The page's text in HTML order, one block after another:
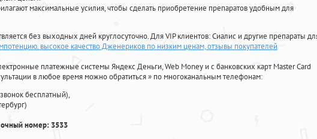
максимальные усилия, чтобы сделать приобретение препаратов удобным для
без выходных дней круглосуточно. Для VIP клиентов: Сиалис и другие препараты
высокое качество Дженериков по низким ценам, отзывы покупателей
платежные системы Яндекс Деньги, Web Money и с банковских карт Master Card
в любое время можно обратиться» по многоканальным телефонам:
бесплатный),
номер: 3533